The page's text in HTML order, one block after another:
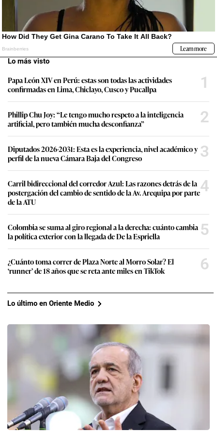
Lo más visto
Papa León XIV en Perú: estas son todas las actividades
confirmadas en Lima, Chiclayo, Cusco y Pucallpa
1
Phillip Chu Joy: “Le tengo mucho respeto a la inteligencia
artificial, pero también mucha desconfianza”
2
Diputados 2026-2031: Esta es la experiencia, nivel académico y
perfil de la nueva Cámara Baja del Congreso
3
Carril bidireccional del corredor Azul: Las razones detrás de la
postergación del cambio de sentido de la Av. Arequipa por parte
de la ATU
4
Colombia se suma al giro regional a la derecha: cuánto cambia
la política exterior con la llegada de De la Espriella
5
¿Cuánto toma correr de Plaza Norte al Morro Solar? El
‘runner’ de 18 años que se reta ante miles en TikTok
6
Lo último en Oriente Medio